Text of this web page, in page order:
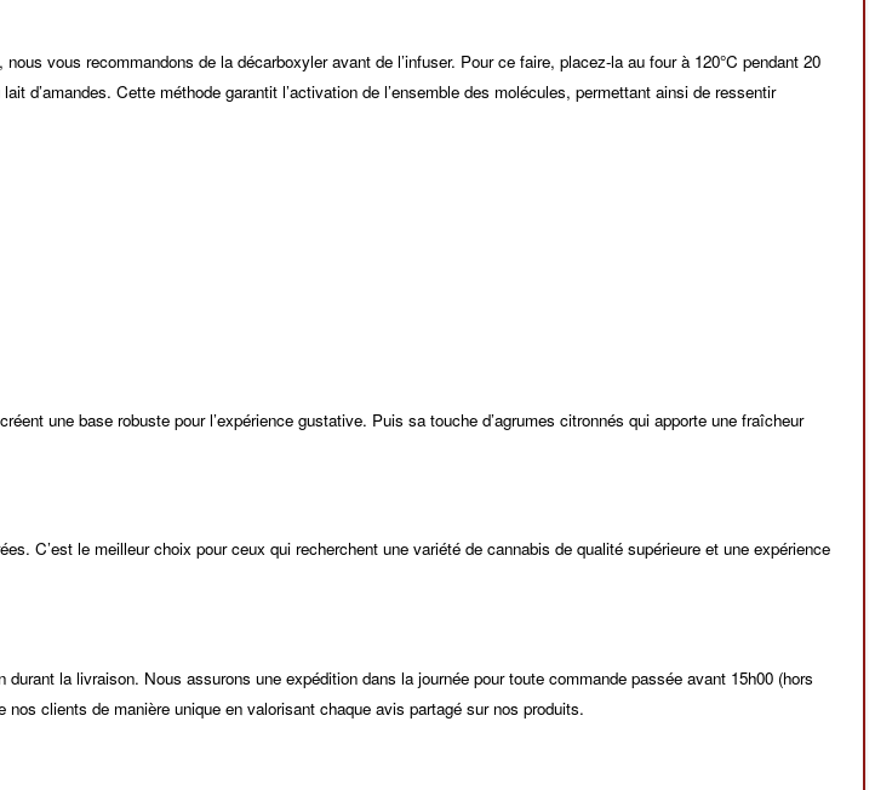
vous recommandons de la décarboxyler avant de l’infuser. Pour ce faire, placez-la au four à 120°C pendant 20
d’amandes. Cette méthode garantit l’activation de l’ensemble des molécules, permettant ainsi de ressentir
une base robuste pour l’expérience gustative. Puis sa touche d’agrumes citronnés qui apporte une fraîcheur
C’est le meilleur choix pour ceux qui recherchent une variété de cannabis de qualité supérieure et une expérience
la livraison. Nous assurons une expédition dans la journée pour toute commande passée avant 15h00 (hors
clients de manière unique en valorisant chaque avis partagé sur nos produits.